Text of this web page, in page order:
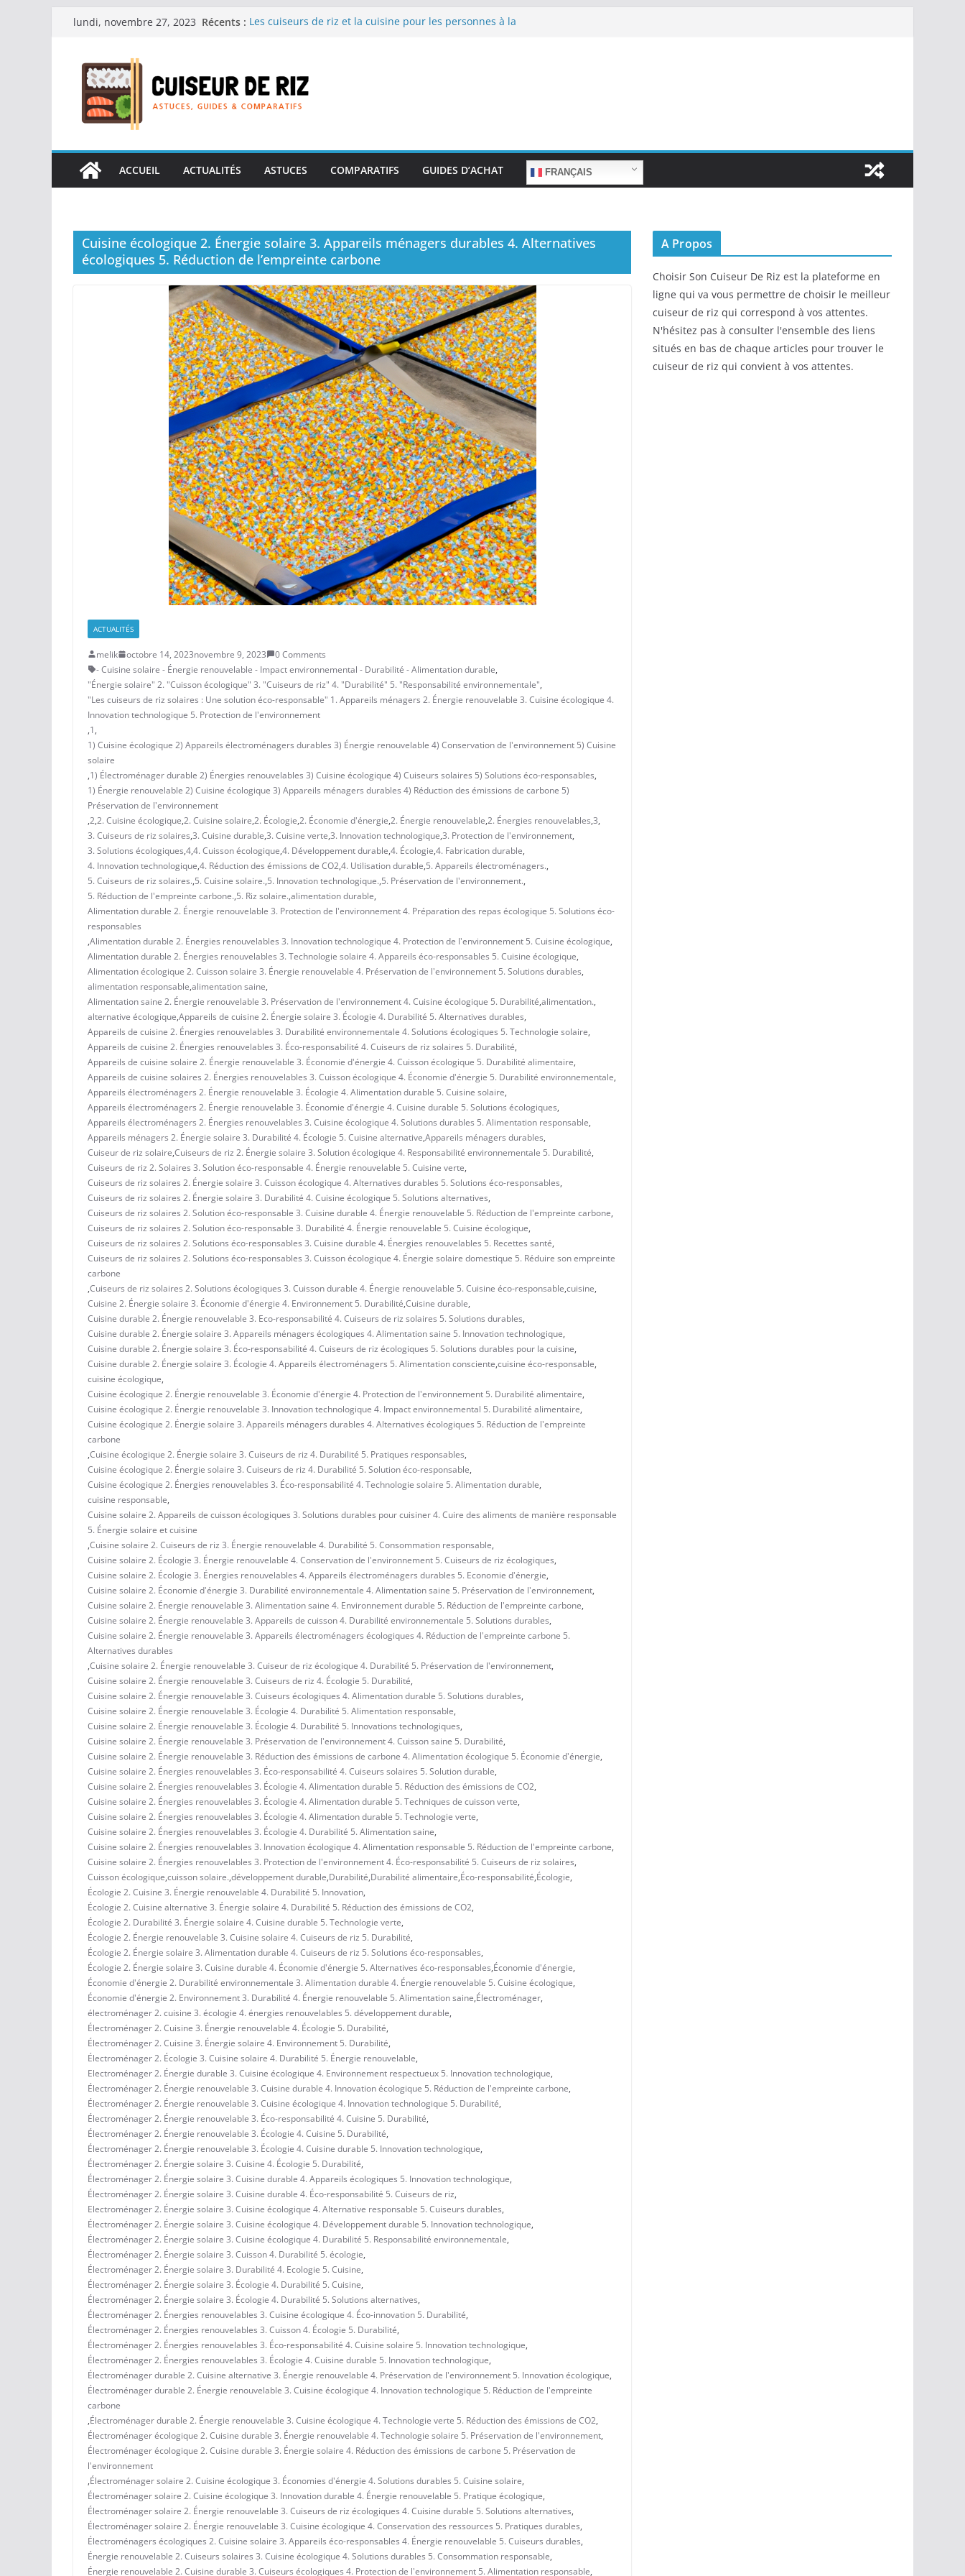
Passerlundi, novembre 27, 2023 Récents : Les cuiseurs de riz et la cuisine pour les personnes à la
Les cuiseurs de riz pour les familles nombreuses : Cuisson
en grande quantité.
Les cuiseurs de riz et la préparation de plats pour les
réconfortants.
ACCUEIL
ACTUALITÉS ASTUCES COMPARATIFS GUIDES D’ACHAT FRANÇAIS
Cuisine écologique 2. Énergie solaire 3. Appareils ménagers durables 4. Alternatives
écologiques 5. Réduction de l’empreinte carbone
ACTUALITÉS
melik octobre 14, 2023novembre 9, 2023
0 Comments
- Cuisine solaire - Énergie renouvelable - Impact environnemental - Durabilité - Alimentation durable,
"Énergie solaire" 2. "Cuisson écologique" 3. "Cuiseurs de riz" 4. "Durabilité" 5. "Responsabilité environnementale",
"Les cuiseurs de riz solaires : Une solution éco-responsable" 1. Appareils ménagers 2. Énergie renouvelable 3. Cuisine écologique 4.
Innovation technologique 5. Protection de l'environnement
,1,
1) Cuisine écologique 2) Appareils électroménagers durables 3) Énergie renouvelable 4) Conservation de l'environnement 5) Cuisine
solaire
,1) Électroménager durable 2) Énergies renouvelables 3) Cuisine écologique 4) Cuiseurs solaires 5) Solutions éco-responsables,
1) Énergie renouvelable 2) Cuisine écologique 3) Appareils ménagers durables 4) Réduction des émissions de carbone 5)
Préservation de l'environnement
,2,2. Cuisine écologique,2. Cuisine solaire,2. Écologie,2. Économie d'énergie,2. Énergie renouvelable,2. Énergies renouvelables,3,
3. Cuiseurs de riz solaires,3. Cuisine durable,3. Cuisine verte,3. Innovation technologique,3. Protection de l'environnement,
3. Solutions écologiques,4,4. Cuisson écologique,4. Développement durable,4. Écologie,4. Fabrication durable,
4. Innovation technologique,4. Réduction des émissions de CO2,4. Utilisation durable,5. Appareils électroménagers.,
5. Cuiseurs de riz solaires.,5. Cuisine solaire.,5. Innovation technologique.,5. Préservation de l'environnement.,
5. Réduction de l'empreinte carbone.,5. Riz solaire.,alimentation durable,
Alimentation durable 2. Énergie renouvelable 3. Protection de l'environnement 4. Préparation des repas écologique 5. Solutions éco-
responsables
,Alimentation durable 2. Énergies renouvelables 3. Innovation technologique 4. Protection de l'environnement 5. Cuisine écologique,
Alimentation durable 2. Énergies renouvelables 3. Technologie solaire 4. Appareils éco-responsables 5. Cuisine écologique,
Alimentation écologique 2. Cuisson solaire 3. Énergie renouvelable 4. Préservation de l'environnement 5. Solutions durables,
alimentation responsable,alimentation saine,
Alimentation saine 2. Énergie renouvelable 3. Préservation de l'environnement 4. Cuisine écologique 5. Durabilité,alimentation.,
alternative écologique,Appareils de cuisine 2. Énergie solaire 3. Écologie 4. Durabilité 5. Alternatives durables,
Appareils de cuisine 2. Énergies renouvelables 3. Durabilité environnementale 4. Solutions écologiques 5. Technologie solaire,
Appareils de cuisine 2. Énergies renouvelables 3. Éco-responsabilité 4. Cuiseurs de riz solaires 5. Durabilité,
Appareils de cuisine solaire 2. Énergie renouvelable 3. Économie d'énergie 4. Cuisson écologique 5. Durabilité alimentaire,
Appareils de cuisine solaires 2. Énergies renouvelables 3. Cuisson écologique 4. Économie d'énergie 5. Durabilité environnementale,
Appareils électroménagers 2. Énergie renouvelable 3. Écologie 4. Alimentation durable 5. Cuisine solaire,
Appareils électroménagers 2. Énergie renouvelable 3. Économie d'énergie 4. Cuisine durable 5. Solutions écologiques,
Appareils électroménagers 2. Énergies renouvelables 3. Cuisine écologique 4. Solutions durables 5. Alimentation responsable,
Appareils ménagers 2. Énergie solaire 3. Durabilité 4. Écologie 5. Cuisine alternative,Appareils ménagers durables,
Cuiseur de riz solaire,Cuiseurs de riz 2. Énergie solaire 3. Solution écologique 4. Responsabilité environnementale 5. Durabilité,
Cuiseurs de riz 2. Solaires 3. Solution éco-responsable 4. Énergie renouvelable 5. Cuisine verte,
Cuiseurs de riz solaires 2. Énergie solaire 3. Cuisson écologique 4. Alternatives durables 5. Solutions éco-responsables,
Cuiseurs de riz solaires 2. Énergie solaire 3. Durabilité 4. Cuisine écologique 5. Solutions alternatives,
Cuiseurs de riz solaires 2. Solution éco-responsable 3. Cuisine durable 4. Énergie renouvelable 5. Réduction de l'empreinte carbone,
Cuiseurs de riz solaires 2. Solution éco-responsable 3. Durabilité 4. Énergie renouvelable 5. Cuisine écologique,
Cuiseurs de riz solaires 2. Solutions éco-responsables 3. Cuisine durable 4. Énergies renouvelables 5. Recettes santé,
Cuiseurs de riz solaires 2. Solutions éco-responsables 3. Cuisson écologique 4. Énergie solaire domestique 5. Réduire son empreinte
carbone
,Cuiseurs de riz solaires 2. Solutions écologiques 3. Cuisson durable 4. Énergie renouvelable 5. Cuisine éco-responsable,cuisine,
Cuisine 2. Énergie solaire 3. Économie d'énergie 4. Environnement 5. Durabilité,Cuisine durable,
Cuisine durable 2. Énergie renouvelable 3. Eco-responsabilité 4. Cuiseurs de riz solaires 5. Solutions durables,
Cuisine durable 2. Énergie solaire 3. Appareils ménagers écologiques 4. Alimentation saine 5. Innovation technologique,
Cuisine durable 2. Énergie solaire 3. Éco-responsabilité 4. Cuiseurs de riz écologiques 5. Solutions durables pour la cuisine,
Cuisine durable 2. Énergie solaire 3. Écologie 4. Appareils électroménagers 5. Alimentation consciente,cuisine éco-responsable,
cuisine écologique,
Cuisine écologique 2. Énergie renouvelable 3. Économie d'énergie 4. Protection de l'environnement 5. Durabilité alimentaire,
Cuisine écologique 2. Énergie renouvelable 3. Innovation technologique 4. Impact environnemental 5. Durabilité alimentaire,
Cuisine écologique 2. Énergie solaire 3. Appareils ménagers durables 4. Alternatives écologiques 5. Réduction de l'empreinte
carbone
,Cuisine écologique 2. Énergie solaire 3. Cuiseurs de riz 4. Durabilité 5. Pratiques responsables,
Cuisine écologique 2. Énergie solaire 3. Cuiseurs de riz 4. Durabilité 5. Solution éco-responsable,
Cuisine écologique 2. Énergies renouvelables 3. Éco-responsabilité 4. Technologie solaire 5. Alimentation durable,
cuisine responsable,
Cuisine solaire 2. Appareils de cuisson écologiques 3. Solutions durables pour cuisiner 4. Cuire des aliments de manière responsable
5. Énergie solaire et cuisine
,Cuisine solaire 2. Cuiseurs de riz 3. Énergie renouvelable 4. Durabilité 5. Consommation responsable,
Cuisine solaire 2. Écologie 3. Énergie renouvelable 4. Conservation de l'environnement 5. Cuiseurs de riz écologiques,
Cuisine solaire 2. Écologie 3. Énergies renouvelables 4. Appareils électroménagers durables 5. Economie d'énergie,
Cuisine solaire 2. Économie d'énergie 3. Durabilité environnementale 4. Alimentation saine 5. Préservation de l'environnement,
Cuisine solaire 2. Énergie renouvelable 3. Alimentation saine 4. Environnement durable 5. Réduction de l'empreinte carbone,
Cuisine solaire 2. Énergie renouvelable 3. Appareils de cuisson 4. Durabilité environnementale 5. Solutions durables,
Cuisine solaire 2. Énergie renouvelable 3. Appareils électroménagers écologiques 4. Réduction de l'empreinte carbone 5.
Alternatives durables
,Cuisine solaire 2. Énergie renouvelable 3. Cuiseur de riz écologique 4. Durabilité 5. Préservation de l'environnement,
Cuisine solaire 2. Énergie renouvelable 3. Cuiseurs de riz 4. Écologie 5. Durabilité,
Cuisine solaire 2. Énergie renouvelable 3. Cuiseurs écologiques 4. Alimentation durable 5. Solutions durables,
Cuisine solaire 2. Énergie renouvelable 3. Écologie 4. Durabilité 5. Alimentation responsable,
Cuisine solaire 2. Énergie renouvelable 3. Écologie 4. Durabilité 5. Innovations technologiques,
Cuisine solaire 2. Énergie renouvelable 3. Préservation de l'environnement 4. Cuisson saine 5. Durabilité,
Cuisine solaire 2. Énergie renouvelable 3. Réduction des émissions de carbone 4. Alimentation écologique 5. Économie d'énergie,
Cuisine solaire 2. Énergies renouvelables 3. Éco-responsabilité 4. Cuiseurs solaires 5. Solution durable,
Cuisine solaire 2. Énergies renouvelables 3. Écologie 4. Alimentation durable 5. Réduction des émissions de CO2,
Cuisine solaire 2. Énergies renouvelables 3. Écologie 4. Alimentation durable 5. Techniques de cuisson verte,
Cuisine solaire 2. Énergies renouvelables 3. Écologie 4. Alimentation durable 5. Technologie verte,
Cuisine solaire 2. Énergies renouvelables 3. Écologie 4. Durabilité 5. Alimentation saine,
Cuisine solaire 2. Énergies renouvelables 3. Innovation écologique 4. Alimentation responsable 5. Réduction de l'empreinte carbone,
Cuisine solaire 2. Énergies renouvelables 3. Protection de l'environnement 4. Éco-responsabilité 5. Cuiseurs de riz solaires,
Cuisson écologique,cuisson solaire.,développement durable,Durabilité,Durabilité alimentaire,Éco-responsabilité,Écologie,
Écologie 2. Cuisine 3. Énergie renouvelable 4. Durabilité 5. Innovation,
Écologie 2. Cuisine alternative 3. Énergie solaire 4. Durabilité 5. Réduction des émissions de CO2,
Écologie 2. Durabilité 3. Énergie solaire 4. Cuisine durable 5. Technologie verte,
Écologie 2. Énergie renouvelable 3. Cuisine solaire 4. Cuiseurs de riz 5. Durabilité,
Écologie 2. Énergie solaire 3. Alimentation durable 4. Cuiseurs de riz 5. Solutions éco-responsables,
Écologie 2. Énergie solaire 3. Cuisine durable 4. Économie d'énergie 5. Alternatives éco-responsables,Économie d'énergie,
Économie d'énergie 2. Durabilité environnementale 3. Alimentation durable 4. Énergie renouvelable 5. Cuisine écologique,
Économie d'énergie 2. Environnement 3. Durabilité 4. Énergie renouvelable 5. Alimentation saine,Électroménager,
électroménager 2. cuisine 3. écologie 4. énergies renouvelables 5. développement durable,
Électroménager 2. Cuisine 3. Énergie renouvelable 4. Écologie 5. Durabilité,
Électroménager 2. Cuisine 3. Énergie solaire 4. Environnement 5. Durabilité,
Électroménager 2. Écologie 3. Cuisine solaire 4. Durabilité 5. Énergie renouvelable,
Electroménager 2. Énergie durable 3. Cuisine écologique 4. Environnement respectueux 5. Innovation technologique,
Électroménager 2. Énergie renouvelable 3. Cuisine durable 4. Innovation écologique 5. Réduction de l'empreinte carbone,
Électroménager 2. Énergie renouvelable 3. Cuisine écologique 4. Innovation technologique 5. Durabilité,
Électroménager 2. Énergie renouvelable 3. Éco-responsabilité 4. Cuisine 5. Durabilité,
Électroménager 2. Énergie renouvelable 3. Écologie 4. Cuisine 5. Durabilité,
Électroménager 2. Énergie renouvelable 3. Écologie 4. Cuisine durable 5. Innovation technologique,
Électroménager 2. Énergie solaire 3. Cuisine 4. Écologie 5. Durabilité,
Électroménager 2. Énergie solaire 3. Cuisine durable 4. Appareils écologiques 5. Innovation technologique,
Électroménager 2. Énergie solaire 3. Cuisine durable 4. Éco-responsabilité 5. Cuiseurs de riz,
Electroménager 2. Énergie solaire 3. Cuisine écologique 4. Alternative responsable 5. Cuiseurs durables,
Électroménager 2. Énergie solaire 3. Cuisine écologique 4. Développement durable 5. Innovation technologique,
Électroménager 2. Énergie solaire 3. Cuisine écologique 4. Durabilité 5. Responsabilité environnementale,
Électroménager 2. Énergie solaire 3. Cuisson 4. Durabilité 5. écologie,
Électroménager 2. Énergie solaire 3. Durabilité 4. Ecologie 5. Cuisine,
Électroménager 2. Énergie solaire 3. Écologie 4. Durabilité 5. Cuisine,
Électroménager 2. Énergie solaire 3. Écologie 4. Durabilité 5. Solutions alternatives,
Électroménager 2. Énergies renouvelables 3. Cuisine écologique 4. Éco-innovation 5. Durabilité,
Électroménager 2. Énergies renouvelables 3. Cuisson 4. Écologie 5. Durabilité,
Électroménager 2. Énergies renouvelables 3. Éco-responsabilité 4. Cuisine solaire 5. Innovation technologique,
Électroménager 2. Énergies renouvelables 3. Écologie 4. Cuisine durable 5. Innovation technologique,
Électroménager durable 2. Cuisine alternative 3. Énergie renouvelable 4. Préservation de l'environnement 5. Innovation écologique,
Électroménager durable 2. Énergie renouvelable 3. Cuisine écologique 4. Innovation technologique 5. Réduction de l'empreinte
carbone
,Électroménager durable 2. Énergie renouvelable 3. Cuisine écologique 4. Technologie verte 5. Réduction des émissions de CO2,
Électroménager écologique 2. Cuisine durable 3. Énergie renouvelable 4. Technologie solaire 5. Préservation de l'environnement,
Électroménager écologique 2. Cuisine durable 3. Énergie solaire 4. Réduction des émissions de carbone 5. Préservation de
l'environnement
,Électroménager solaire 2. Cuisine écologique 3. Économies d'énergie 4. Solutions durables 5. Cuisine solaire,
Électroménager solaire 2. Cuisine écologique 3. Innovation durable 4. Énergie renouvelable 5. Pratique écologique,
Électroménager solaire 2. Énergie renouvelable 3. Cuiseurs de riz écologiques 4. Cuisine durable 5. Solutions alternatives,
Électroménager solaire 2. Énergie renouvelable 3. Cuisine écologique 4. Conservation des ressources 5. Pratiques durables,
Électroménagers écologiques 2. Cuisine solaire 3. Appareils éco-responsables 4. Énergie renouvelable 5. Cuiseurs durables,
Énergie renouvelable 2. Cuiseurs solaires 3. Cuisine écologique 4. Solutions durables 5. Consommation responsable,
Énergie renouvelable 2. Cuisine durable 3. Cuiseurs écologiques 4. Protection de l'environnement 5. Alimentation responsable,
A Propos
Choisir Son Cuiseur De Riz est la plateforme en
ligne qui va vous permettre de choisir le meilleur
cuiseur de riz qui correspond à vos attentes.
N'hésitez pas à consulter l'ensemble des liens
situés en bas de chaque articles pour trouver le
cuiseur de riz qui convient à vos attentes.